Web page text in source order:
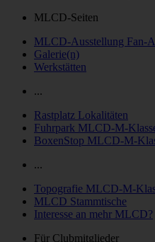
MLCD-Seiten
MLCD-Ausstellung Fan-
Galerie(n)
Werkstätten
...
Rastplatz Lokalitäten
Fuhrpark MLCD-M-
BoxenStop MLCD-M-
...
Topografie MLCD-M-
MLCD Stammtische
Interesse an mehr MLCD?
Für Clubmitglieder